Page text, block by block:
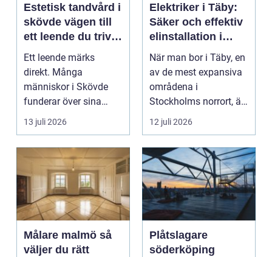
Estetisk tandvård i
skövde vägen till
ett leende du trivs
med
Ett leende märks
direkt. Många
människor i Skövde
funderar över sina
tänder, men skjuter
upp att gör...
13 juli 2026
Elektriker i Täby:
Säker och effektiv
elinstallation i
norrort
När man bor i Täby, en
av de mest expansiva
områdena i
Stockholms norrort, är
b...
12 juli 2026
Målare malmö så
väljer du rätt
Plåtslagare
söderköping